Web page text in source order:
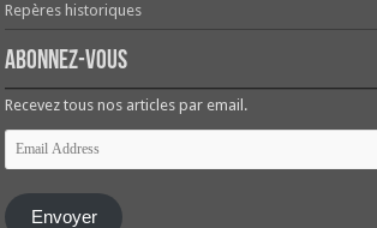
Repères historiques
Abonnez-vous
Recevez tous nos articles par email.
Email
Address
Envoyer